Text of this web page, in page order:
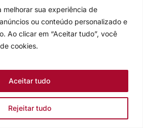
melhorar sua experiência de
ou conteúdo personalizado e
Ao clicar em “Aceitar tudo”, você
cookies.
Rejeitar tudo
Aceitar tudo